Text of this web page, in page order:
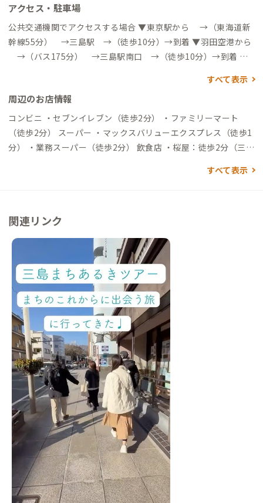
アクセス・駐車場
公共交通機関でアクセスする場合 ▼東京駅から →（東海道新
幹線55分） →三島駅 →（徒歩10分）→到着 ▼羽田空港から
→（バス175分） →三島駅南口 →（徒歩10分）→到着 自
すべて表示
周辺のお店情報
コンビニ ・セブンイレブン（徒歩2分） ・ファミリーマート
（徒歩2分） スーパー ・マックスバリューエクスプレス（徒歩1
分） ・業務スーパー（徒歩2分） 飲食店 ・桜屋：徒歩2分（三島
ー屋で会員が立ち上げる部活も充実） ・その他徒歩5分以内に飲
さまと、事業課題を解決したい地域企業の方々とをマッチングし
すべて表示
関連リンク